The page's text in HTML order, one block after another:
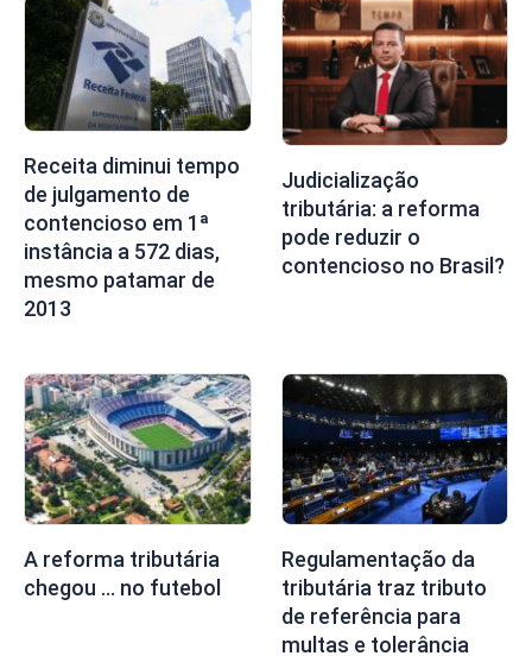
Receita diminui tempo
de julgamento de
contencioso em 1ª
instância a 572 dias,
mesmo patamar de
2013
Judicialização
tributária: a reforma
pode reduzir o
contencioso no Brasil?
A reforma tributária
chegou … no futebol
Regulamentação da
tributária traz tributo
de referência para
multas e tolerância